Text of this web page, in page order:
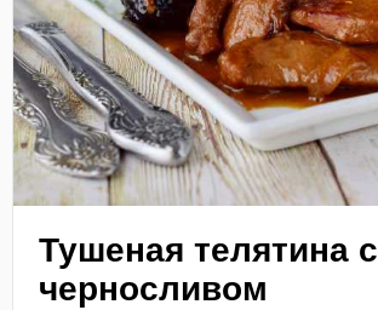
Тушеная телятина с
черносливом